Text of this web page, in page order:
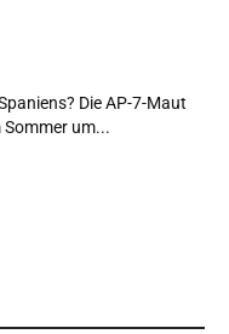
Die AP-7-Maut
um...